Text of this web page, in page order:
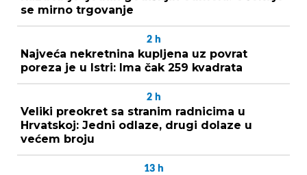
se mirno trgovanje
2 h
Najveća nekretnina kupljena uz povrat
poreza je u Istri: Ima čak 259 kvadrata
2 h
Veliki preokret sa stranim radnicima u
Hrvatskoj: Jedni odlaze, drugi dolaze u
većem broju
13 h